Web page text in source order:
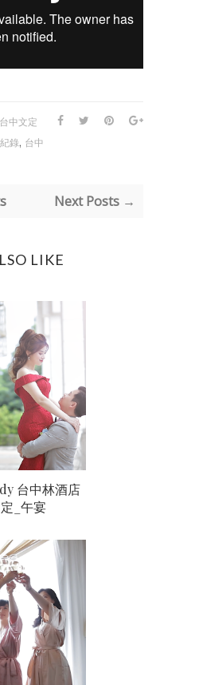
台中文定
錄, 台中
Next Posts →
LIKE
台中林酒店
定_午宴